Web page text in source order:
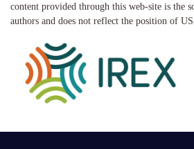
content provided through this web-site is the
authors and does not reflect the position of